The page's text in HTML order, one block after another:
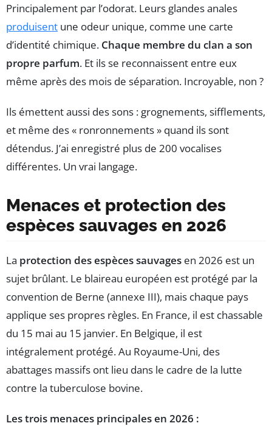
Principalement par l’odorat. Leurs glandes anales
produisent une odeur unique, comme une carte
d’identité chimique. Chaque membre du clan a son
propre parfum. Et ils se reconnaissent entre eux
même après des mois de séparation. Incroyable, non ?
Ils émettent aussi des sons : grognements, sifflements,
et même des « ronronnements » quand ils sont
détendus. J’ai enregistré plus de 200 vocalises
différentes. Un vrai langage.
Menaces et protection des
espèces sauvages en 2026
La protection des espèces sauvages en 2026 est un
sujet brûlant. Le blaireau européen est protégé par la
convention de Berne (annexe III), mais chaque pays
applique ses propres règles. En France, il est chassable
du 15 mai au 15 janvier. En Belgique, il est
intégralement protégé. Au Royaume-Uni, des
abattages massifs ont lieu dans le cadre de la lutte
contre la tuberculose bovine.
Les trois menaces principales en 2026 :